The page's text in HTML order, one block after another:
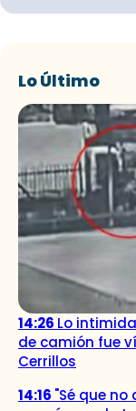
Lo Último
14:26 Lo
de camión fue
Cerrillos
14:16 "Sé que no